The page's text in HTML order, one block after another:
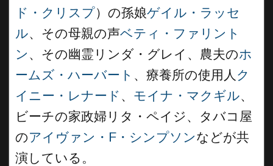
ド・クリスプ）の孫娘ゲイル・ラッセ
ル、その母親の声ベティ・ファリント
ン 、その幽霊リンダ・グレイ、農夫のホ
ームズ・ハーバート 、療養所の使用人 ク
イニー・レナード 、 モイナ・マクギル、
ビーチの家政婦リタ・ペイジ、タバコ屋
のアイヴァン・F・シンプソンなどが共
演している。